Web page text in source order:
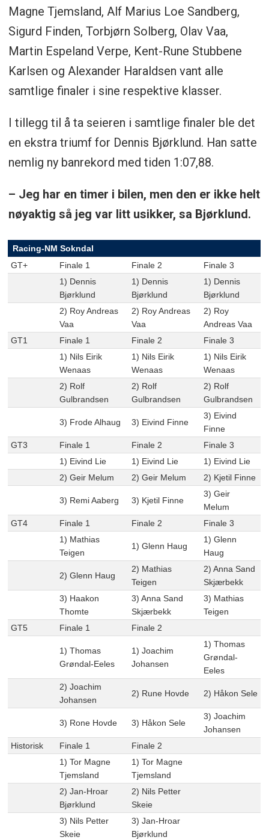
Magne Tjemsland, Alf Marius Loe Sandberg,
Sigurd Finden, Torbjørn Solberg, Olav Vaa,
Martin Espeland Verpe, Kent-Rune Stubbene
Karlsen og Alexander Haraldsen vant alle
samtlige finaler i sine respektive klasser.
I tillegg til å ta seieren i samtlige finaler ble det
en ekstra triumf for Dennis Bjørklund. Han satte
nemlig ny banrekord med tiden 1:07,88.
– Jeg har en timer i bilen, men den er ikke helt
nøyaktig så jeg var litt usikker, sa Bjørklund.
Racing-NM Sokndal
GT+
Finale 1 Finale 2
Finale 3
1) Dennis
Bjørklund
1) Dennis
Bjørklund
1) Dennis
Bjørklund
2) Roy Andreas
Vaa
2) Roy Andreas
Vaa
2) Roy
Andreas Vaa
GT1
Finale 1 Finale 2
Finale 3
1) Nils Eirik
Wenaas
1) Nils Eirik
Wenaas
1) Nils Eirik
Wenaas
2) Rolf
Gulbrandsen
2) Rolf
Gulbrandsen
2) Rolf
Gulbrandsen
3) Frode Alhaug 3) Eivind Finne
3) Eivind
Finne
GT3
Finale 1 Finale 2
Finale 3
1) Eivind Lie
1) Eivind Lie
1) Eivind Lie
2) Geir Melum
2) Geir Melum 2) Kjetil Finne
3) Remi Aaberg 3) Kjetil Finne
3) Geir
Melum
GT4
Finale 1 Finale 2
Finale 3
1) Mathias
Teigen
1) Glenn Haug
1) Glenn
Haug
2) Glenn Haug
2) Mathias
Teigen
2) Anna Sand
Skjærbekk
3) Haakon
Thomte
3) Anna Sand
Skjærbekk
3) Mathias
Teigen
GT5
Finale 1 Finale 2
1) Thomas
Grøndal-Eeles
1) Joachim
Johansen
1) Thomas
Grøndal-
Eeles
2) Joachim
Johansen
2) Rune Hovde 2) Håkon Sele
3) Rone Hovde 3) Håkon Sele
3) Joachim
Johansen
Historisk
Finale 1
Finale 2
1) Tor Magne
Tjemsland
1) Tor Magne
Tjemsland
2) Jan-Hroar
Bjørklund
2) Nils Petter
Skeie
3) Nils Petter
Skeie
3) Jan-Hroar
Bjørklund